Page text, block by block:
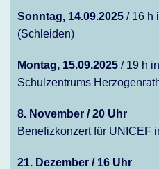
Sonntag, 14.09.2025 / 16 h
(Schleiden)
Montag, 15.09.2025 / 19 h
Schulzentrums
8. November / 20 Uhr
Benefizkonzert für UNICEF
21. Dezember / 16 Uhr